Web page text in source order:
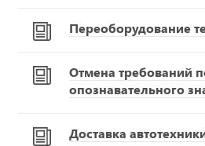
Переоборудование
Отмена требований
опознавательного
Доставка